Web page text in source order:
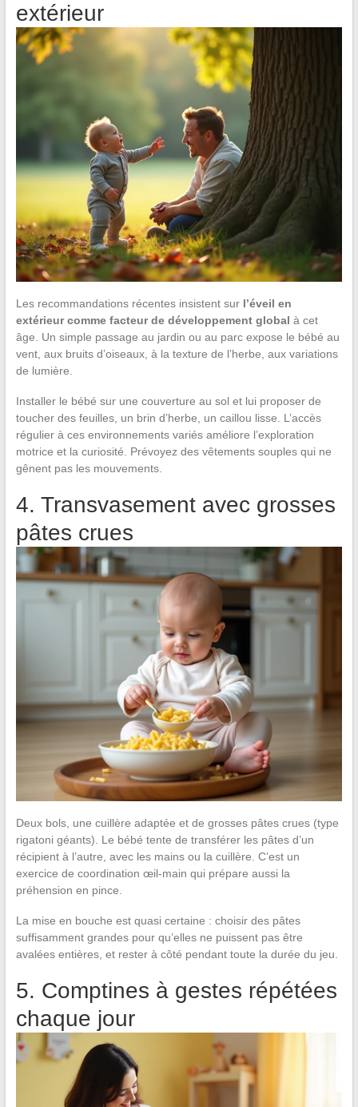
extérieur
Les recommandations récentes insistent sur l’éveil en
extérieur comme facteur de développement global à cet
âge. Un simple passage au jardin ou au parc expose le bébé au
vent, aux bruits d’oiseaux, à la texture de l’herbe, aux variations
de lumière.
Installer le bébé sur une couverture au sol et lui proposer de
toucher des feuilles, un brin d’herbe, un caillou lisse. L’accès
régulier à ces environnements variés améliore l’exploration
motrice et la curiosité. Prévoyez des vêtements souples qui ne
gênent pas les mouvements.
4. Transvasement avec grosses
pâtes crues
Deux bols, une cuillère adaptée et de grosses pâtes crues (type
rigatoni géants). Le bébé tente de transférer les pâtes d’un
récipient à l’autre, avec les mains ou la cuillère. C’est un
exercice de coordination œil-main qui prépare aussi la
préhension en pince.
La mise en bouche est quasi certaine : choisir des pâtes
suffisamment grandes pour qu’elles ne puissent pas être
avalées entières, et rester à côté pendant toute la durée du jeu.
5. Comptines à gestes répétées
chaque jour